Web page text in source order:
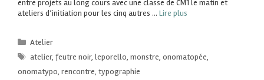
entre projets au long cours avec une classe de CM1 le matin et
ateliers d’initiation pour les cinq autres … Lire plus
Atelier
atelier,feutre noir,leporello,monstre,onomatopée,
onomatypo, rencontre, typographie